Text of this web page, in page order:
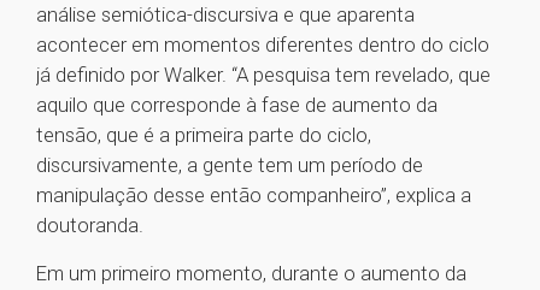
análise semiótica-discursiva e que aparenta
acontecer em momentos diferentes dentro do ciclo
já definido por Walker. “A pesquisa tem revelado, que
aquilo que corresponde à fase de aumento da
tensão, que é a primeira parte do ciclo,
discursivamente, a gente tem um período de
manipulação desse então companheiro”, explica a
doutoranda.
Em um primeiro momento, durante o aumento da